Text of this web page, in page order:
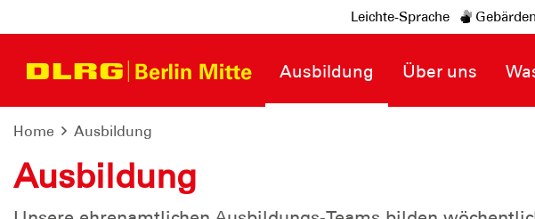
Leichte-Sprache
Ausbildung Über uns
Home Ausbildung
Ausbildung